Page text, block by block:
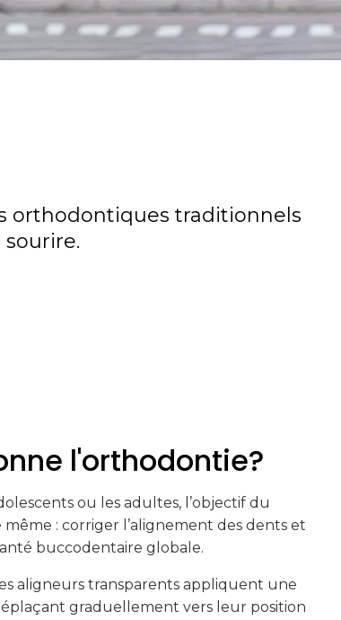
orthodontiques traditionnels
l'orthodontie?
ou les adultes, l’objectif du
: corriger l’alignement des dents et
buccodentaire globale.
aligneurs transparents appliquent une
graduellement vers leur position